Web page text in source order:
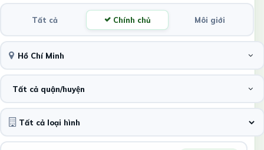
Tất cả Chính chủ Môi giới
Hồ Chí Minh
Tất cả quận/huyện